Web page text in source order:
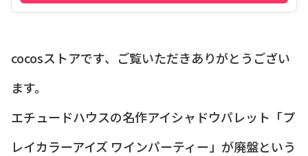
cocosストアです、ご覧いただきありがとうござい
ます。
エチュードハウスの名作アイシャドウパレット「プ
レイカラーアイズ ワインパーティー」が廃盤という